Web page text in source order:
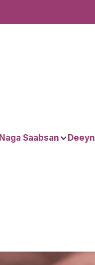
Naga Saabsan Deeyn